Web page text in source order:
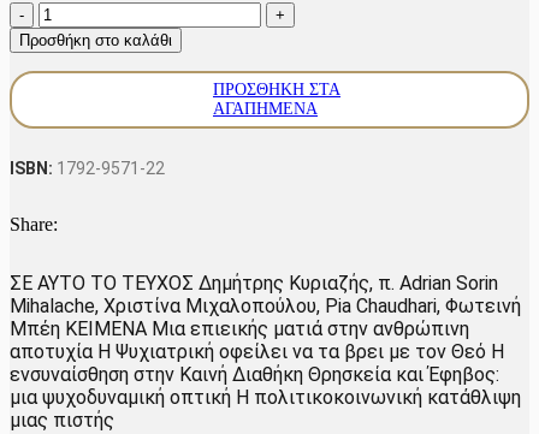
€10.00.είναι:
€8.00.
Περιοδικό
Ψυχής
Δρόμοι
22ο
Προσθήκη στο καλάθι
ΠΡΟΣΘΉΚΗ ΣΤΑ
ΑΓΑΠΗΜΈΝΑ
ISBN: 1792-9571-22
Share:
ΣΕ ΑΥΤΟ ΤΟ ΤΕΥΧΟΣ Δημήτρης Κυριαζής, π. Adrian Sorin
Mihalache, Χριστίνα Μιχαλοπούλου, Pia Chaudhari, Φωτεινή
Μπέη ΚΕΙΜΕΝΑ Μια επιεικής ματιά στην ανθρώπινη
αποτυχία Η Ψυχιατρική οφείλει να τα βρει με τον Θεό Η
ενσυναίσθηση στην Καινή Διαθήκη Θρησκεία και Έφηβος:
μια ψυχοδυναμική οπτική Η πολιτικοκοινωνική κατάθλιψη
μιας πιστής